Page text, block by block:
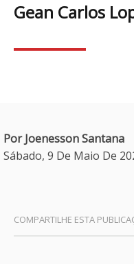
Gean Carlos
Por Joenesson Santana
Sábado, 9 De Maio De